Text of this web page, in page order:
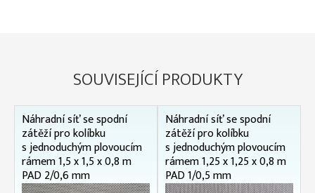
SOUVISEJÍCÍ PRODUKTY
Náhradní síť se spodní
zátěží pro kolíbku
s jednoduchým plovoucím
rámem 1,5 x 1,5 x 0,8 m
PAD 2/0,6 mm
Náhradní síť se spodní
zátěží pro kolíbku
s jednoduchým plovoucím
rámem 1,25 x 1,25 x 0,8 m
PAD 1/0,5 mm